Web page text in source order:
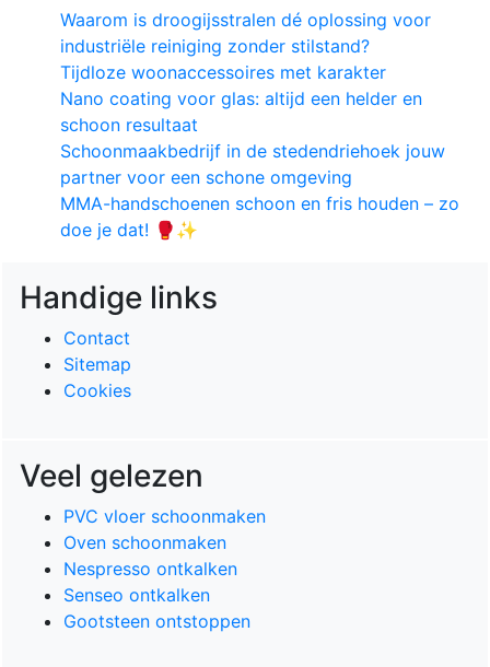
Waarom is droogijsstralen dé oplossing voor
industriële reiniging zonder stilstand?
Tijdloze woonaccessoires met karakter
Nano coating voor glas: altijd een helder en
schoon resultaat
Schoonmaakbedrijf in de stedendriehoek jouw
partner voor een schone omgeving
MMA-handschoenen schoon en fris houden – zo
doe je dat! 🥊✨
Handige links
Contact
Sitemap
Cookies
Veel gelezen
PVC vloer schoonmaken
Oven schoonmaken
Nespresso ontkalken
Senseo ontkalken
Gootsteen ontstoppen